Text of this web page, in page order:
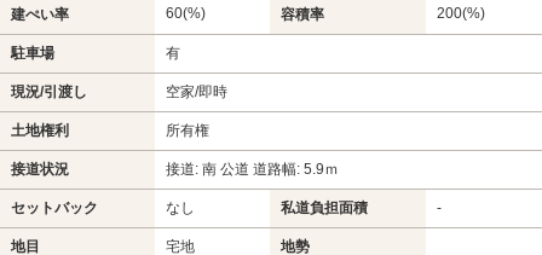
建ぺい率 60(%) 容積率 200(%)
駐車場 有
現況/引渡し 空家/即時
土地権利 所有権
接道状況 接道: 南 公道 道路幅: 5.9ｍ
セットバック なし 私道負担面積 -
地目 宅地 地勢